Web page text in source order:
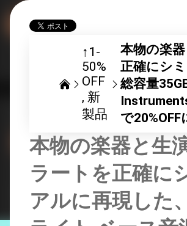
↑1-
50%
OFF
新
製品
本物の楽
正確にシ
総容量
で20%OFF
本物の楽器と生
ラートを正確に
アルに再現した